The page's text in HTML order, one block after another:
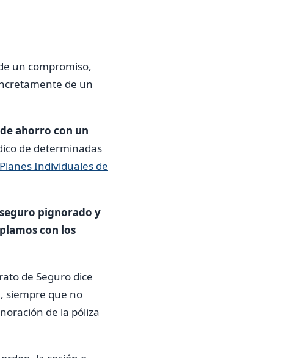
un compromiso,
de un
ahorro con un
de determinadas
Planes Individuales de
pignorado y
con los
de Seguro dice
siempre que no
de la póliza